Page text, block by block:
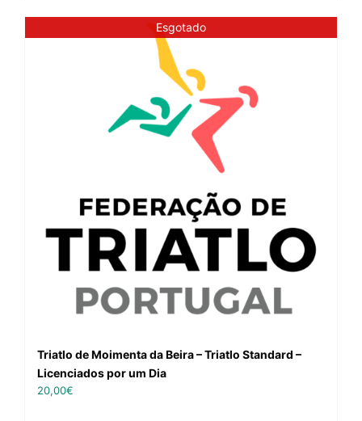
Esgotado
Triatlo de Moimenta da Beira – Triatlo Standard –
Licenciados por um Dia
20,00€